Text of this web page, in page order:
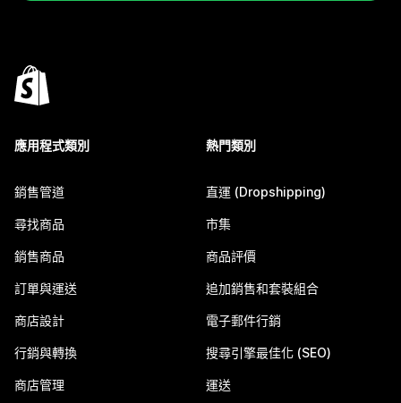
應用程式類別
銷售管道
尋找商品
銷售商品
訂單與運送
商店設計
行銷與轉換
商店管理
熱門類別
直運 (Dropshipping)
市集
商品評價
追加銷售和套裝組合
電子郵件行銷
搜尋引擎最佳化 (SEO)
運送